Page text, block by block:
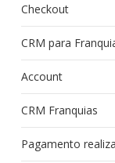
Checkout
CRM para
Account
CRM Franquias
Pagamento